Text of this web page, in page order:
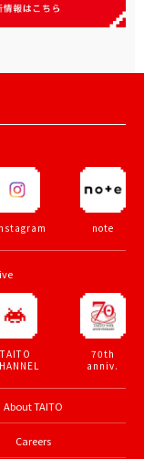
note
TAITO
70th
anniv.
About TAITO
Careers